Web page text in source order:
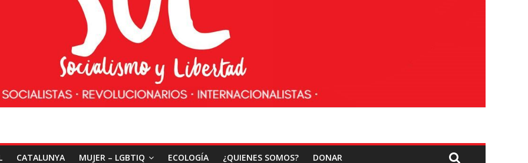
CATALUNYA MUJER – LGBTIQ ECOLOGÍA ¿QUIENES SOMOS? DONAR